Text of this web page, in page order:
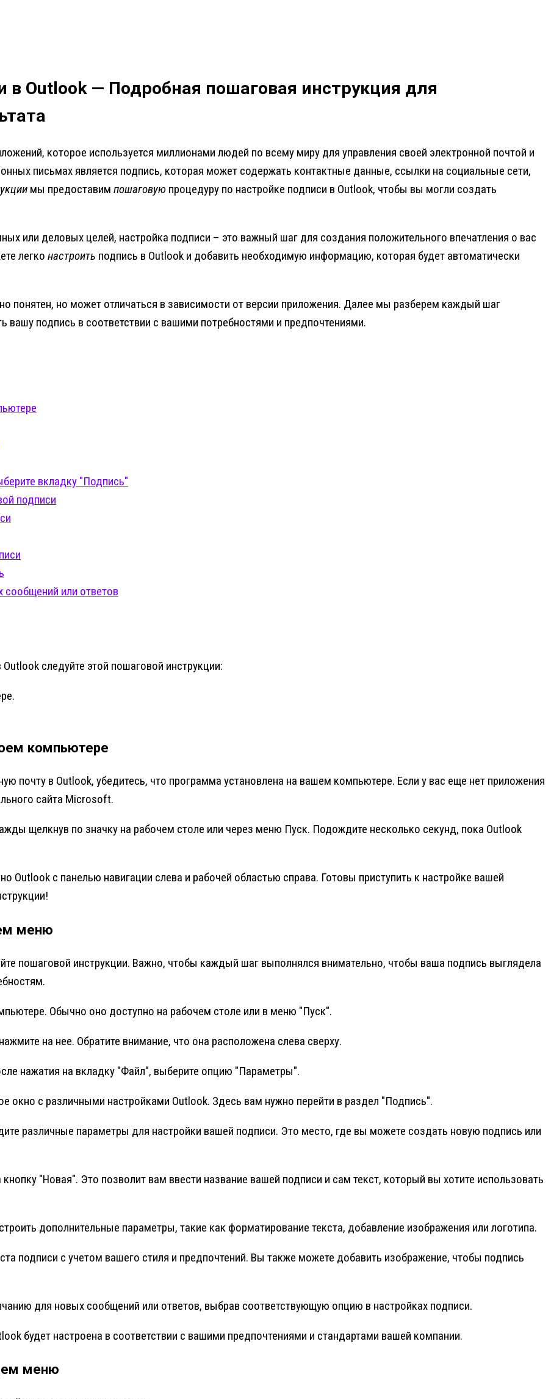
в Outlook — Подробная пошаговая инструкция для
которое используется миллионами людей по всему миру для управления своей электронной почтой и
письмах является подпись, которая может содержать контактные данные, ссылки на социальные сети,
мы предоставим пошаговую процедуру по настройке подписи в Outlook, чтобы вы могли создать
или деловых целей, настройка подписи – это важный шаг для создания положительного впечатления о вас
легко настроить подпись в Outlook и добавить необходимую информацию, которая будет автоматически
понятен, но может отличаться в зависимости от версии приложения. Далее мы разберем каждый шаг
вашу подпись в соответствии с вашими потребностями и предпочтениями.
вкладку "Подпись"
подписи
или ответов
следуйте этой пошаговой инструкции:
компьютере
почту в Outlook, убедитесь, что программа установлена на вашем компьютере. Если у вас еще нет приложения
сайта Microsoft.
щелкнув по значку на рабочем столе или через меню Пуск. Подождите несколько секунд, пока Outlook
Outlook с панелью навигации слева и рабочей областью справа. Готовы приступить к настройке вашей
меню
пошаговой инструкции. Важно, чтобы каждый шаг выполнялся внимательно, чтобы ваша подпись выглядела
Обычно оно доступно на рабочем столе или в меню "Пуск".
на нее. Обратите внимание, что она расположена слева сверху.
нажатия на вкладку "Файл", выберите опцию "Параметры".
окно с различными настройками Outlook. Здесь вам нужно перейти в раздел "Подпись".
различные параметры для настройки вашей подписи. Это место, где вы можете создать новую подпись или
"Новая". Это позволит вам ввести название вашей подписи и сам текст, который вы хотите использовать
дополнительные параметры, такие как форматирование текста, добавление изображения или логотипа.
подписи с учетом вашего стиля и предпочтений. Вы также можете добавить изображение, чтобы подпись
для новых сообщений или ответов, выбрав соответствующую опцию в настройках подписи.
будет настроена в соответствии с вашими предпочтениями и стандартами вашей компании.
меню